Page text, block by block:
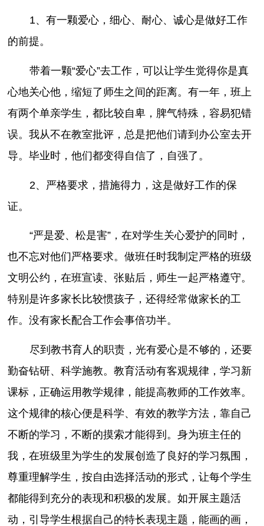
1、有一颗爱心，细心、耐心、诚心是做好工作
的前提。
带着一颗“爱心”去工作，可以让学生觉得你是真
心地关心他，缩短了师生之间的距离。有一年，班上
有两个单亲学生，都比较自卑，脾气特殊，容易犯错
误。我从不在教室批评，总是把他们请到办公室去开
导。毕业时，他们都变得自信了，自强了。
2、严格要求，措施得力，这是做好工作的保
证。
“严是爱、松是害”，在对学生关心爱护的同时，
也不忘对他们严格要求。做班任时我制定严格的班级
文明公约，在班宣读、张贴后，师生一起严格遵守。
特别是许多家长比较惯孩子，还得经常做家长的工
作。没有家长配合工作会事倍功半。
尽到教书育人的职责，光有爱心是不够的，还要
勤奋钻研、科学施教。教育活动有客观规律，学习新
课标，正确运用教学规律，能提高教师的工作效率。
这个规律的核心便是科学、有效的教学方法，靠自己
不断的学习，不断的摸索才能得到。身为班主任的
我，在班级里为学生的发展创造了良好的学习氛围，
尊重理解学生，按自由选择活动的形式，让每个学生
都能得到充分的表现和积极的发展。如开展主题活
动，引导学生根据自己的特长表现主题，能画的画，